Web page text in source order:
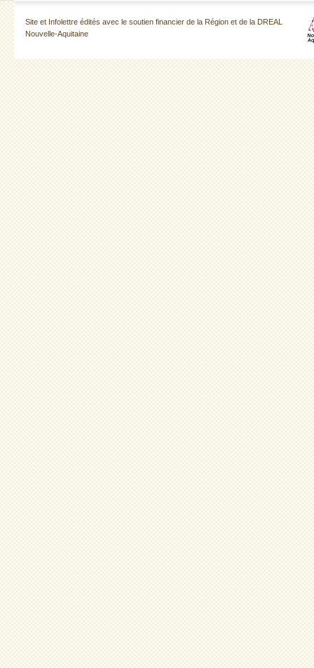
Site et Infolettre édités avec le soutien financier de la Région et de la DREAL
Nouvelle-Aquitaine